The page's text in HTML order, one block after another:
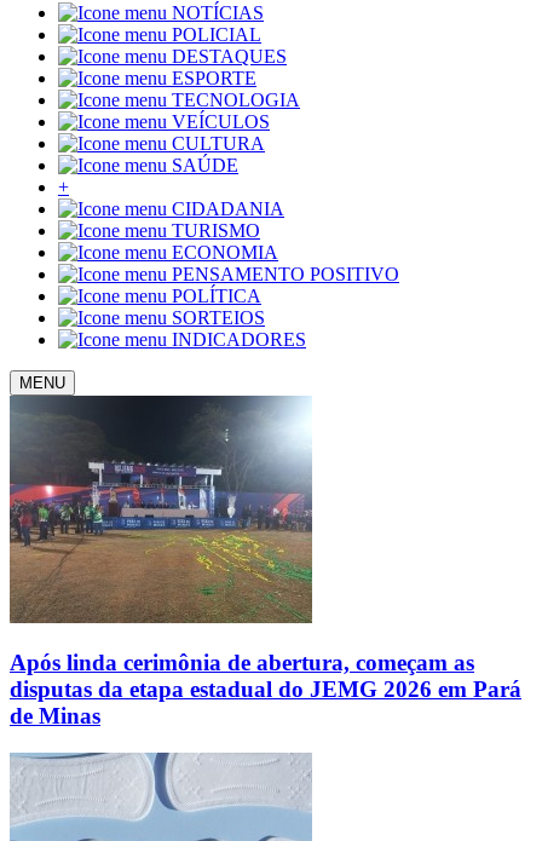
NOTÍCIAS
POLICIAL
DESTAQUES
ESPORTE
TECNOLOGIA
VEÍCULOS
CULTURA
SAÚDE
+
CIDADANIA
TURISMO
ECONOMIA
PENSAMENTO POSITIVO
POLÍTICA
SORTEIOS
INDICADORES
MENU
Após linda cerimônia de abertura, começam as
disputas da etapa estadual do JEMG 2026 em Pará
de Minas